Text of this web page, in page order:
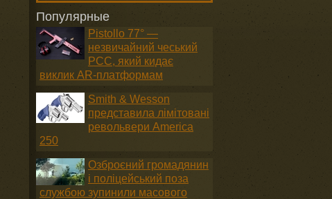
Популярные
Pistollo 77° —
незвичайний чеський
PCC, який кидає
виклик AR-платформам
Smith & Wesson
представила лімітовані
револьвери America
250
Озброєний громадянин
і поліцейський поза
службою зупинили масового